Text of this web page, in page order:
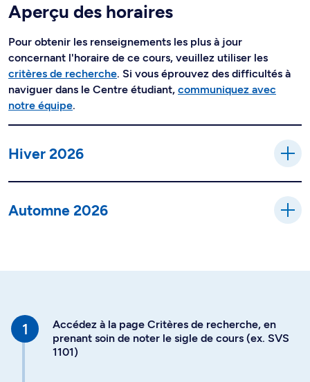
Aperçu des horaires
Pour obtenir les renseignements les plus à jour
concernant l'horaire de ce cours, veuillez utiliser les
critères de recherche. Si vous éprouvez des difficultés à
naviguer dans le Centre étudiant, communiquez avec
notre équipe.
Hiver 2026
Automne 2026
Accédez à la page Critères de recherche, en
prenant soin de noter le sigle de cours (ex. SVS
1101)